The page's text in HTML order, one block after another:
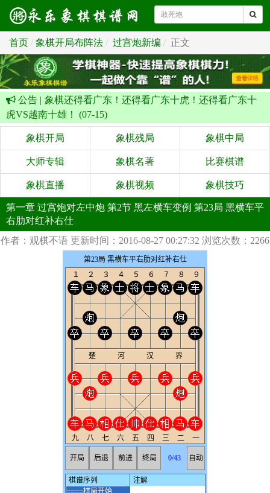
首页 象棋开局布阵法 过宫炮新编 正文
公告 | 象棋还得看广东！还得看广东十虎！还得看广东十
虎VS越南十雄！ (07-15)
象棋开局 象棋残局 象棋中局
大师专辑 象棋名著 比赛棋谱
象棋直播 象棋视频 象棋技巧
第一章 过宫炮对左中炮 第2节 黑左横车变例 第23局 黑横车平
右肋对红补右仕
作者：观棋不语 更新时间：2016-08-27 00:27:32 浏览次数：2266